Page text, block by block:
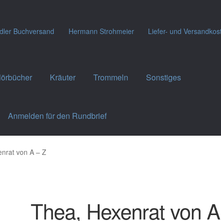
Buchversand Hermann Strohmeier Liefer- und
Kräuter Trommeln Sonstiges
Anmelden für den Rundbrief
von A – Z
Thea, Hexenrat von A